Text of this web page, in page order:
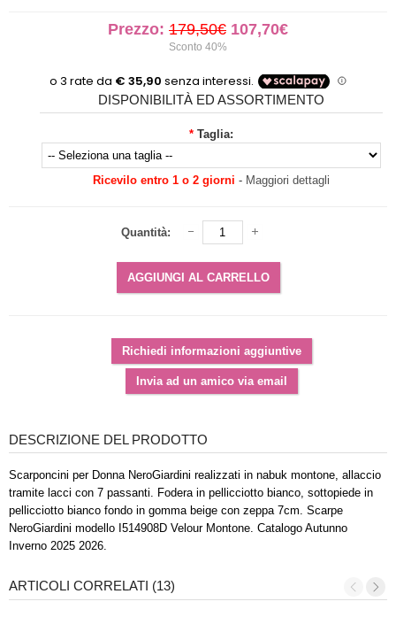
Prezzo: 179,50€ 107,70€
Sconto 40%
DISPONIBILITÀ ED ASSORTIMENTO
* Taglia:
Ricevilo entro 1 o 2 giorni - Maggiori dettagli
Quantità:
DESCRIZIONE DEL PRODOTTO
Scarponcini per Donna NeroGiardini realizzati in nabuk montone, allaccio
tramite lacci con 7 passanti. Fodera in pellicciotto bianco, sottopiede in
pellicciotto bianco fondo in gomma beige con zeppa 7cm. Scarpe
NeroGiardini modello I514908D Velour Montone. Catalogo Autunno
Inverno 2025 2026.
ARTICOLI CORRELATI (13)